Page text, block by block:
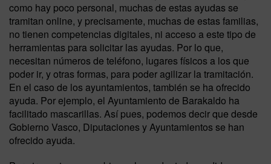
como hay poco personal, muchas de estas ayudas se
tramitan online, y precisamente, muchas de estas familias,
no tienen competencias digitales, ni acceso a este tipo de
herramientas para solicitar las ayudas. Por lo que,
necesitan números de teléfono, lugares físicos a los que
poder ir, y otras formas, para poder agilizar la tramitación.
En el caso de los ayuntamientos, también se ha ofrecido
ayuda. Por ejemplo, el Ayuntamiento de Barakaldo ha
facilitado mascarillas. Así pues, podemos decir que desde
Gobierno Vasco, Diputaciones y Ayuntamientos se han
ofrecido ayuda.